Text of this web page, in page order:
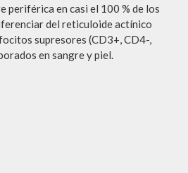
periférica en casi el 100 % de los
del reticuloide actínico
supresores (CD3+, CD4-,
en sangre y piel.